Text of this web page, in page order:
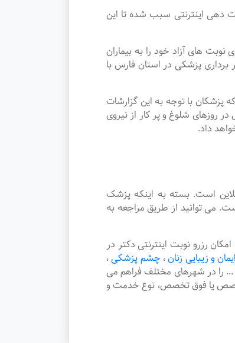
دهی اینترنتی سبب شده تا این
های آزاد خود را به بیماران
پزشکی در استان فارس با
با توجه به این گزارشات
روزهای شلوغ و پر کار از نیروی
داد.
است. بسته به اینکه پزشک
می توانید از طریق مراجعه به
رزرو نوبت اینترنتی دکتر در
و زیبایی زنان، چشم پزشکی،
... را در شهرهای مختلف فراهم می
تخصص یا فوق تخصص، نوع خدمت و